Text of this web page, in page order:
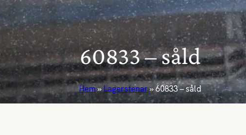
60833 – såld
Hem»Lagerstenar»60833 – såld